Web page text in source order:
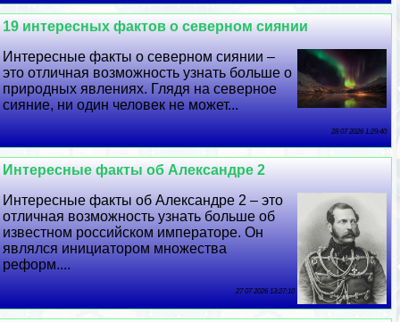
19 интересных фактов о северном сиянии
Интересные факты о северном сиянии –
это отличная возможность узнать больше о
природных явлениях. Глядя на северное
сияние, ни один человек не может...
28 07 2026 1:29:40
Интересные факты об Александре 2
Интересные факты об Александре 2 – это
отличная возможность узнать больше об
известном российском императоре. Он
являлся инициатором множества
реформ....
27 07 2026 13:27:10